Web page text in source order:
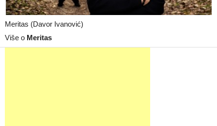
Meritas (Davor Ivanović)
Više o Meritas